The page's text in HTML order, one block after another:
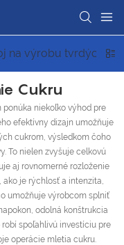
na výrobu tvrdých
Cukru
ponúka niekoľko výhod pre
efektívny dizajn umožňuje
cukrom, výsledkom čoho
To nielen zvyšuje celkovú
aj rovnomerné rozloženie
ako je rýchlosť a intenzita,
umožňuje výrobcom splniť
odolná konštrukcia
spoľahlivú investíciu pre
operácie mletia cukru.